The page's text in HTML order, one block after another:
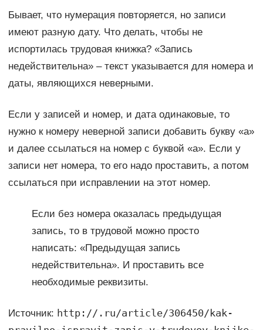
Бывает, что нумерация повторяется, но записи
имеют разную дату. Что делать, чтобы не
испортилась трудовая книжка? «Запись
недействительна» – текст указывается для номера и
даты, являющихся неверными.
Если у записей и номер, и дата одинаковые, то
нужно к номеру неверной записи добавить букву «а»
и далее ссылаться на номер с буквой «а». Если у
записи нет номера, то его надо проставить, а потом
ссылаться при исправлении на этот номер.
Если без номера оказалась предыдущая
запись, то в трудовой можно просто
написать: «Предыдущая запись
недействительна». И проставить все
необходимые реквизиты.
Источник: http://.ru/article/306450/kak-